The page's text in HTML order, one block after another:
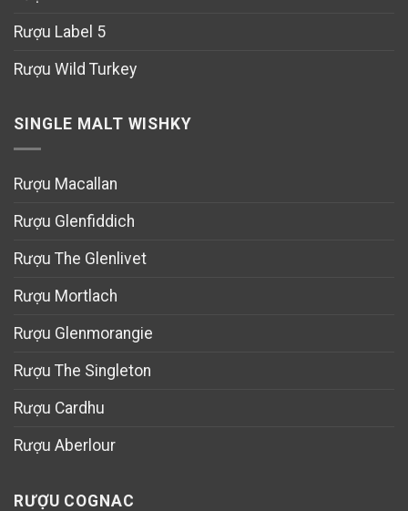
Rượu Label 5
Rượu Wild Turkey
SINGLE MALT WISHKY
Rượu Macallan
Rượu Glenfiddich
Rượu The Glenlivet
Rượu Mortlach
Rượu Glenmorangie
Rượu The Singleton
Rượu Cardhu
Rượu Aberlour
RƯỢU COGNAC